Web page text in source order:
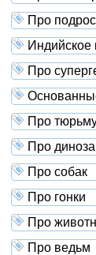
Про
Индийское
Про
Про
Про
Про собак
Про гонки
Про
Про ведьм